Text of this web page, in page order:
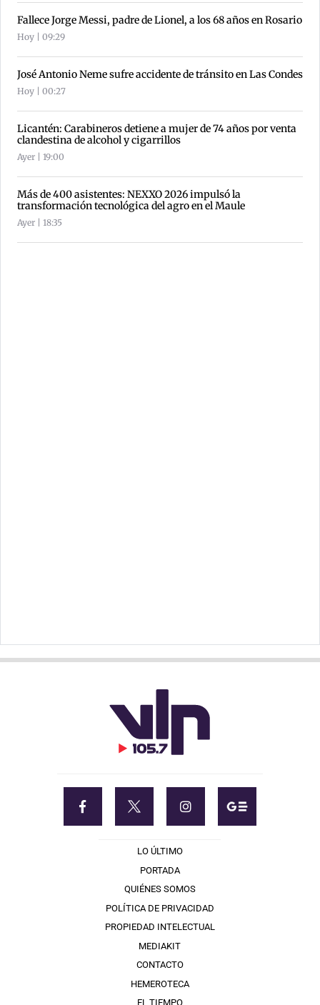
Fallece Jorge Messi, padre de Lionel, a los 68 años en Rosario
Hoy | 09:29
José Antonio Neme sufre accidente de tránsito en Las Condes
Hoy | 00:27
Licantén: Carabineros detiene a mujer de 74 años por venta
clandestina de alcohol y cigarrillos
Ayer | 19:00
Más de 400 asistentes: NEXXO 2026 impulsó la
transformación tecnológica del agro en el Maule
Ayer | 18:35
LO ÚLTIMO
PORTADA
QUIÉNES SOMOS
POLÍTICA DE PRIVACIDAD
PROPIEDAD INTELECTUAL
MEDIAKIT
CONTACTO
HEMEROTECA
EL TIEMPO